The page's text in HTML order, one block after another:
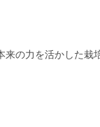
の力を活かした栽